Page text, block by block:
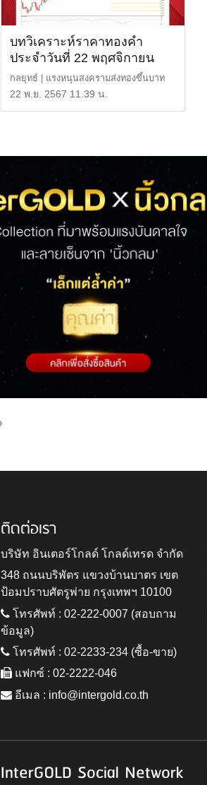
บทวิเคราะห์ราคาทองคำ
ประจำวันที่ 22 พฤศจิกายน
2567
กลยุทธ์ | แรงหนุนสงครามส่งทองขึ้นบาท
อ่อน แนวต้าน | $2,6 […]
22 พ.ย. 2567 11.39 น.
ติดต่อเรา
บริษัท อินเตอร์โกลด์ โกลด์เทรด จำกัด
348 ถนนบริพัตร แขวงบ้านบาตร เขต
ป้อมปราบศัตรูพ่าย กรุงเทพฯ 10100
โทรศัพท์ : 02-222-0007 (สอบถาม
ข้อมูล)
โทรศัพท์ : 02-2233-234 (ซื้อ-ขาย)
แฟกซ์ : 02-2222-046
อีเมล : info@intergold.co.th
InterGOLD Social Network